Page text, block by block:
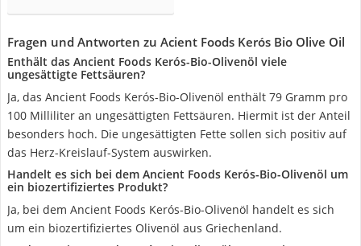
Fragen und Antworten zu Acient Foods Kerós Bio Olive Oil
Enthält das Ancient Foods Kerós-Bio-Olivenöl viele
ungesättigte Fettsäuren?
Ja, das Ancient Foods Kerós-Bio-Olivenöl enthält 79 Gramm pro
100 Milliliter an ungesättigten Fettsäuren. Hiermit ist der Anteil
besonders hoch. Die ungesättigten Fette sollen sich positiv auf
das Herz-Kreislauf-System auswirken.
Handelt es sich bei dem Ancient Foods Kerós-Bio-Olivenöl um
ein biozertifiziertes Produkt?
Ja, bei dem Ancient Foods Kerós-Bio-Olivenöl handelt es sich
um ein biozertifiziertes Olivenöl aus Griechenland.